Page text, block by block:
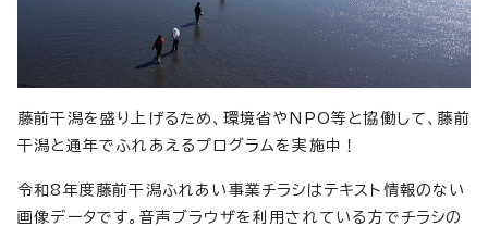
藤前干潟を盛り上げるため、環境省やNPO等と協働して、藤前
干潟と通年でふれあえるプログラムを実施中！
令和8年度藤前干潟ふれあい事業チラシはテキスト情報のない
画像データです。音声ブラウザを利用されている方でチラシの